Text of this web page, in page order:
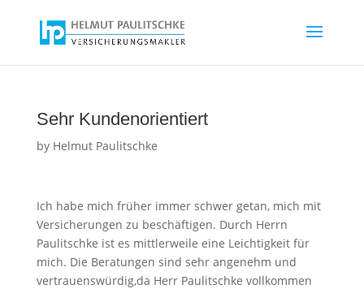
Sehr Kundenorientiert
by Helmut Paulitschke
Ich habe mich früher immer schwer getan, mich mit
Versicherungen zu beschäftigen. Durch Herrn
Paulitschke ist es mittlerweile eine Leichtigkeit für
mich. Die Beratungen sind sehr angenehm und
vertrauenswürdig,da Herr Paulitschke vollkommen